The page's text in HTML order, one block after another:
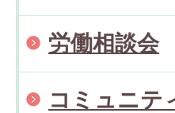
労働相談会
コミュニテ